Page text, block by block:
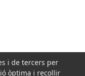
i de tercers per
òptima i recollir